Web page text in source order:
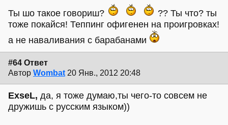
Ты шо такое говориш?
?? Ты что? ты
тоже покайся! Теппинг офигенен на проигровках!
а не наваливания с барабанами
#64 Ответ
Автор Wombat 20 Янв., 2012 20:48
ExseL, да, я тоже думаю,ты чего-то совсем не
дружишь с русским языком))